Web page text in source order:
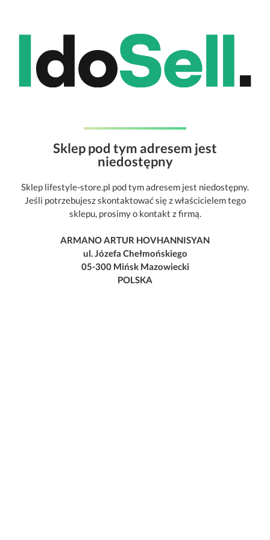
Sklep pod tym adresem jest
niedostępny
Sklep lifestyle-store.pl pod tym adresem jest niedostępny.
Jeśli potrzebujesz skontaktować się z właścicielem tego
sklepu, prosimy o kontakt z firmą.
ARMANO ARTUR HOVHANNISYAN
ul. Józefa Chełmońskiego
05-300 Mińsk Mazowiecki
POLSKA